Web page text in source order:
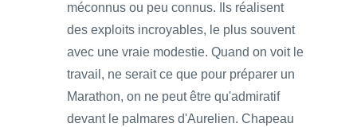
méconnus ou peu connus. Ils réalisent
des exploits incroyables, le plus souvent
avec une vraie modestie. Quand on voit le
travail, ne serait ce que pour préparer un
Marathon, on ne peut être qu'admiratif
devant le palmares d'Aurelien. Chapeau